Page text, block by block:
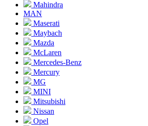
Mahindra
MAN
Maserati
Maybach
Mazda
McLaren
Mercedes-Benz
Mercury
MG
MINI
Mitsubishi
Nissan
Opel